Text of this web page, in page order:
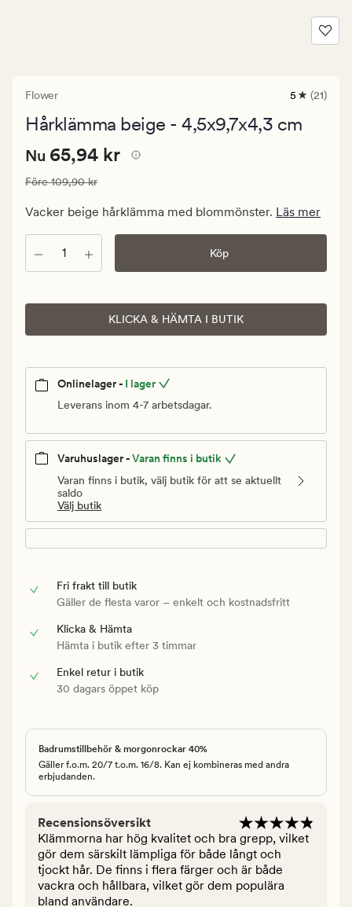
Flower
21
med
5 (21)
Hårklämma beige - 4,5x9,7x4,3 cm
Nuvarande
65,94
kr.
Nuvarande pris
Nu 65,94 kr
Ordinarie pris 109,90 kr
Före109,90 kr
Vacker beige hårklämma med blommönster. Läs mer
Antal Köp
KLICKA & HÄMTA I BUTIK
Onlinelager - I lager
Leverans inom 4-7 arbetsdagar.
Varuhuslager -Varan finns i butik
Varan finns i butik, välj butik för att se aktuellt
saldo
Välj butik
Fri frakt till butik
Gäller de flesta varor – enkelt och kostnadsfritt
Klicka & Hämta
Hämta i butik efter 3 timmar
Enkel retur i butik
30 dagars öppet köp
Badrumstillbehör & morgonrockar 40%
Gäller f.o.m. 20/7 t.o.m. 16/8. Kan ej kombineras med andra
erbjudanden.
Recensionsöversikt
Klämmorna har hög kvalitet och bra grepp, vilket
gör dem särskilt lämpliga för både långt och
tjockt hår. De finns i flera färger och är både
vackra och hållbara, vilket gör dem populära
bland användare.